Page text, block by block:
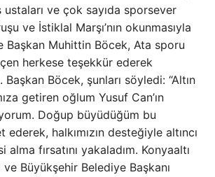
ustaları ve çok sayıda sporsever
ve İstiklal Marşı’nın okunmasıyla
Başkan Muhittin Böcek, Ata sporu
herkese teşekkür ederek
Başkan Böcek, şunları söyledi: “Altın
getiren oğlum Yusuf Can’ın
Doğup büyüdüğüm bu
halkımızın desteğiyle altıncı
fırsatını yakaladım. Konyaaltı
ve Büyükşehir Belediye Başkanı